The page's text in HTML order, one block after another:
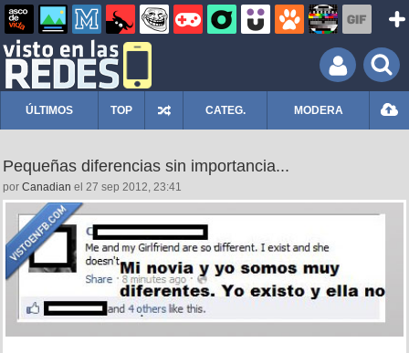
ÚLTIMOS TOP CATEG. MODERA
Pequeñas diferencias sin importancia...
por Canadian el 27 sep 2012, 23:41